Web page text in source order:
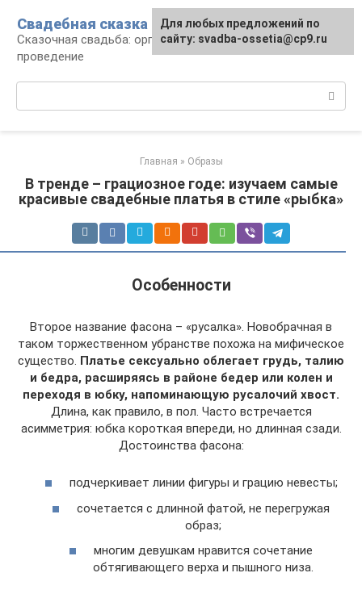
контенту
Свадебная сказка
Сказочная свадьба: организация и
проведение
Главная » Образы
В тренде – грациозное годе: изучаем самые
красивые свадебные платья в стиле «рыбка»
Особенности
Второе название фасона – «русалка». Новобрачная в
таком торжественном убранстве похожа на мифическое
существо. Платье сексуально облегает грудь, талию
и бедра, расширяясь в районе бедер или колен и
переходя в юбку, напоминающую русалочий хвост.
Длина, как правило, в пол. Часто встречается
асимметрия: юбка короткая впереди, но длинная сзади.
Достоинства фасона:
подчеркивает линии фигуры и грацию невесты;
сочетается с длинной фатой, не перегружая
образ;
многим девушкам нравится сочетание
обтягивающего верха и пышного низа.
Для любых предложений по
сайту: svadba-ossetia@cp9.ru